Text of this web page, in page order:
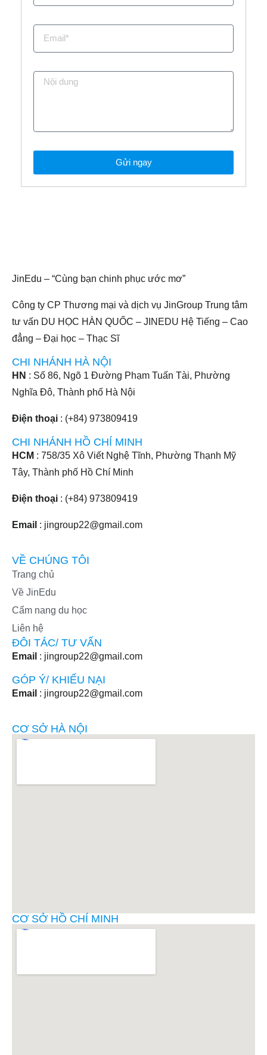
Gửi ngay
JinEdu – “Cùng bạn chinh phục ước mơ”
Công ty CP Thương mại và dịch vụ JinGroup Trung tâm
tư vấn DU HỌC HÀN QUỐC – JINEDU Hệ Tiếng – Cao
đẳng – Đại học – Thạc Sĩ
CHI NHÁNH HÀ NỘI
HN : Số 86, Ngõ 1 Đường Phạm Tuấn Tài, Phường
Nghĩa Đô, Thành phố Hà Nội
Điện thoại : (+84) 973809419
CHI NHÁNH HỒ CHÍ MINH
HCM : 758/35 Xô Viết Nghệ Tĩnh, Phường Thạnh Mỹ
Tây, Thành phố Hồ Chí Minh
Điện thoại : (+84) 973809419
Email : jingroup22@gmail.com
VỀ CHÚNG TÔI
Trang chủ
Về JinEdu
Cẩm nang du học
Liên hệ
ĐÔI TÁC/ TƯ VẤN
Email : jingroup22@gmail.com
GÓP Ý/ KHIẾU NẠI
Email : jingroup22@gmail.com
CƠ SỞ HÀ NỘI
CƠ SỞ HỒ CHÍ MINH